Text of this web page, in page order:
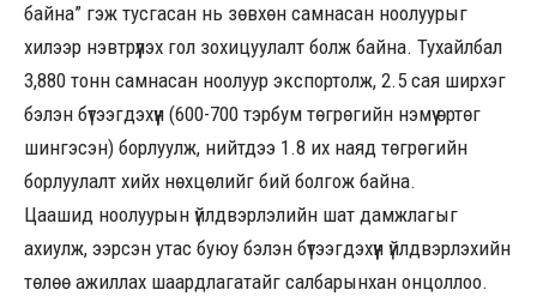
байна” гэж тусгасан нь зөвхөн самнасан ноолуурыг
хилээр нэвтрүүлэх гол зохицуулалт болж байна. Тухайлбал
3,880 тонн самнасан ноолуур экспортолж, 2.5 сая ширхэг
бэлэн бүтээгдэхүүн (600-700 тэрбум төгрөгийн нэмүү өртөг
шингэсэн) борлуулж, нийтдээ 1.8 их наяд төгрөгийн
борлуулалт хийх нөхцөлийг бий болгож байна.
Цаашид ноолуурын үйлдвэрлэлийн шат дамжлагыг
ахиулж, ээрсэн утас буюу бэлэн бүтээгдэхүүн үйлдвэрлэхийн
төлөө ажиллах шаардлагатайг салбарынхан онцоллоо.